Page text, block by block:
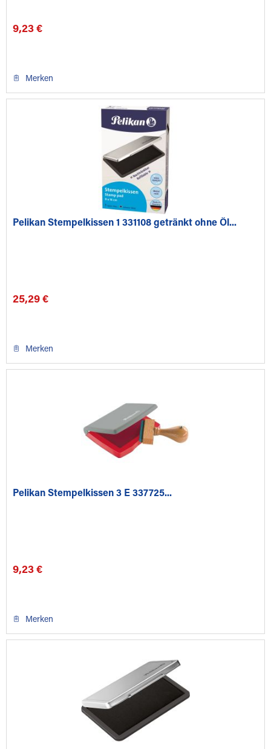
9,23 €
Merken
Pelikan Stempelkissen 1 331108 getränkt ohne Öl...
25,29 €
Merken
Pelikan Stempelkissen 3 E 337725...
9,23 €
Merken